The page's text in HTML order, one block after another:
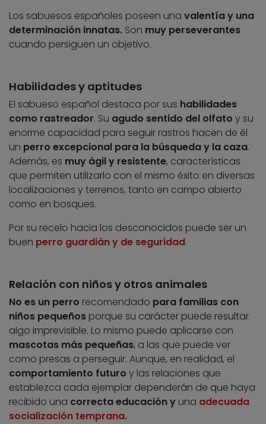
Los sabuesos españoles poseen una valentía y una
determinación innatas. Son muy perseverantes
cuando persiguen un objetivo.
Habilidades y aptitudes
El sabueso español destaca por sus habilidades
como rastreador. Su agudo sentido del olfato y su
enorme capacidad para seguir rastros hacen de él
un perro excepcional para la búsqueda y la caza.
Además, es muy ágil y resistente, características
que permiten utilizarlo con el mismo éxito en diversas
localizaciones y terrenos, tanto en campo abierto
como en bosques.
Por su recelo hacia los desconocidos puede ser un
buen perro guardián y de seguridad.
Relación con niños y otros animales
No es un perro recomendado para familias con
niños pequeños porque su carácter puede resultar
algo imprevisible. Lo mismo puede aplicarse con
mascotas más pequeñas, a las que puede ver
como presas a perseguir. Aunque, en realidad, el
comportamiento futuro y las relaciones que
establezca cada ejemplar dependerán de que haya
recibido una correcta educación y una adecuada
socialización temprana.